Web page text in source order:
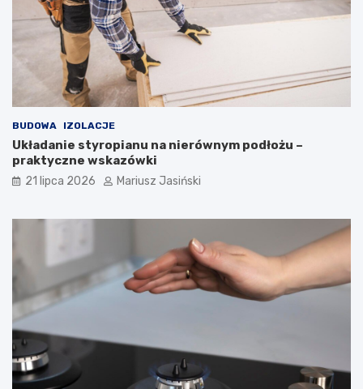
BUDOWA IZOLACJE
Układanie styropianu na nierównym podłożu –
praktyczne wskazówki
21 lipca 2026 Mariusz Jasiński